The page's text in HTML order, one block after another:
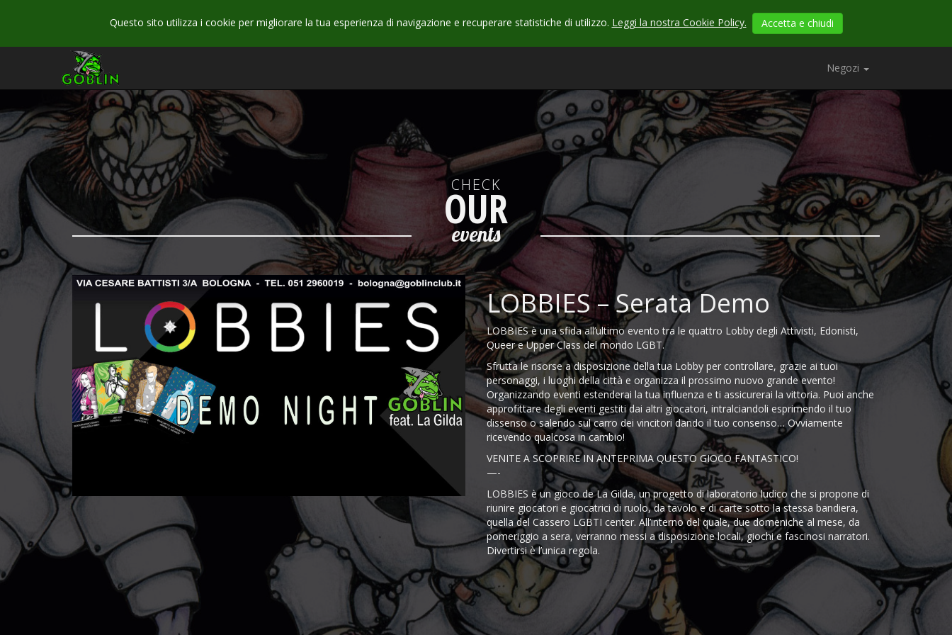
Questo sito utilizza i cookie per migliorare la tua esperienza di navigazione e recuperare statistiche di utilizzo. Leggi la nostra Cookie Policy. Accetta e chiudi
Negozi
CHECK
OUR
events
LOBBIES – Serata Demo
LOBBIES è una sfida all’ultimo evento tra le quattro Lobby degli Attivisti, Edonisti,
Queer e Upper Class del mondo LGBT.
Sfrutta le risorse a disposizione della tua Lobby per controllare, grazie ai tuoi
personaggi, i luoghi della città e organizza il prossimo nuovo grande evento!
Organizzando eventi estenderai la tua influenza e ti assicurerai la vittoria. Puoi anche
approfittare degli eventi gestiti dai altri giocatori, intralciandoli esprimendo il tuo
dissenso o salendo sul carro dei vincitori dando il tuo consenso… Ovviamente
ricevendo qualcosa in cambio!
VENITE A SCOPRIRE IN ANTEPRIMA QUESTO GIOCO FANTASTICO!
—-
LOBBIES è un gioco de La Gilda, un progetto di laboratorio ludico che si propone di
riunire giocatori e giocatrici di ruolo, da tavolo e di carte sotto la stessa bandiera,
quella del Cassero LGBTI center. All’interno del quale, due domeniche al mese, da
pomeriggio a sera, verranno messi a disposizione locali, giochi e fascinosi narratori.
Divertirsi è l’unica regola.